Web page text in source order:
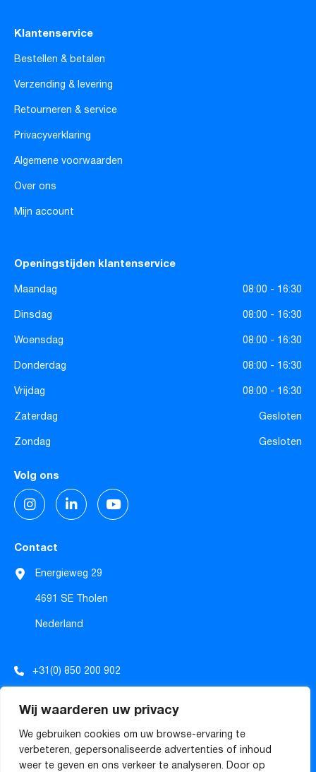
Wij waarderen uw privacy
We gebruiken cookies om uw browse-ervaring te
verbeteren, gepersonaliseerde advertenties of inhoud
weer te geven en ons verkeer te analyseren. Door op
Klantenservice
Bestellen & betalen
Verzending & levering
Retourneren & service
Privacyverklaring
Algemene voorwaarden
Over ons
Mijn account
Openingstijden klantenservice
Maandag
08:00 - 16:30
Dinsdag
08:00 - 16:30
Woensdag
08:00 - 16:30
Donderdag
08:00 - 16:30
Vrijdag
08:00 - 16:30
Zaterdag
Gesloten
Zondag
Gesloten
Volg ons
Contact
Energieweg 29
4691 SE Tholen
Nederland
+31(0) 850 200 902